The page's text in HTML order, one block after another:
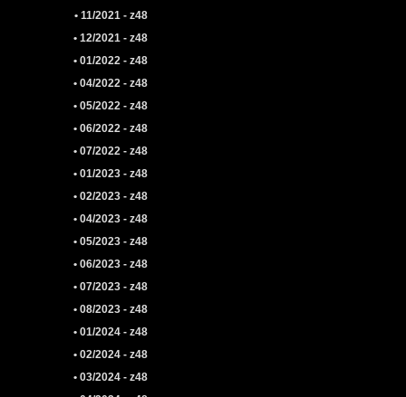
• 11/2021 - z48
• 12/2021 - z48
• 01/2022 - z48
• 04/2022 - z48
• 05/2022 - z48
• 06/2022 - z48
• 07/2022 - z48
• 01/2023 - z48
• 02/2023 - z48
• 04/2023 - z48
• 05/2023 - z48
• 06/2023 - z48
• 07/2023 - z48
• 08/2023 - z48
• 01/2024 - z48
• 02/2024 - z48
• 03/2024 - z48